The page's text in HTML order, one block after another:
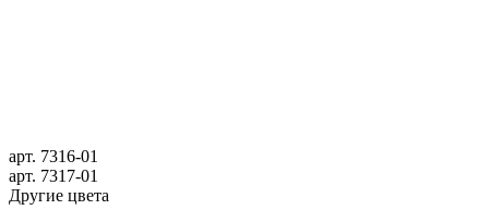
арт. 7316-01
арт. 7317-01
Другие цвета